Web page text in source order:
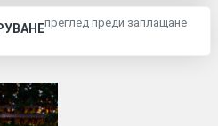
преглед преди заплащане